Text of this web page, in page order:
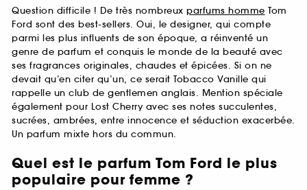
Question difficile ! De très nombreux parfums homme Tom
Ford sont des best-sellers. Oui, le designer, qui compte
parmi les plus influents de son époque, a réinventé un
genre de parfum et conquis le monde de la beauté avec
ses fragrances originales, chaudes et épicées. Si on ne
devait qu’en citer qu’un, ce serait Tobacco Vanille qui
rappelle un club de gentlemen anglais. Mention spéciale
également pour Lost Cherry avec ses notes succulentes,
sucrées, ambrées, entre innocence et séduction exacerbée.
Un parfum mixte hors du commun.
Quel est le parfum Tom Ford le plus
populaire pour femme ?